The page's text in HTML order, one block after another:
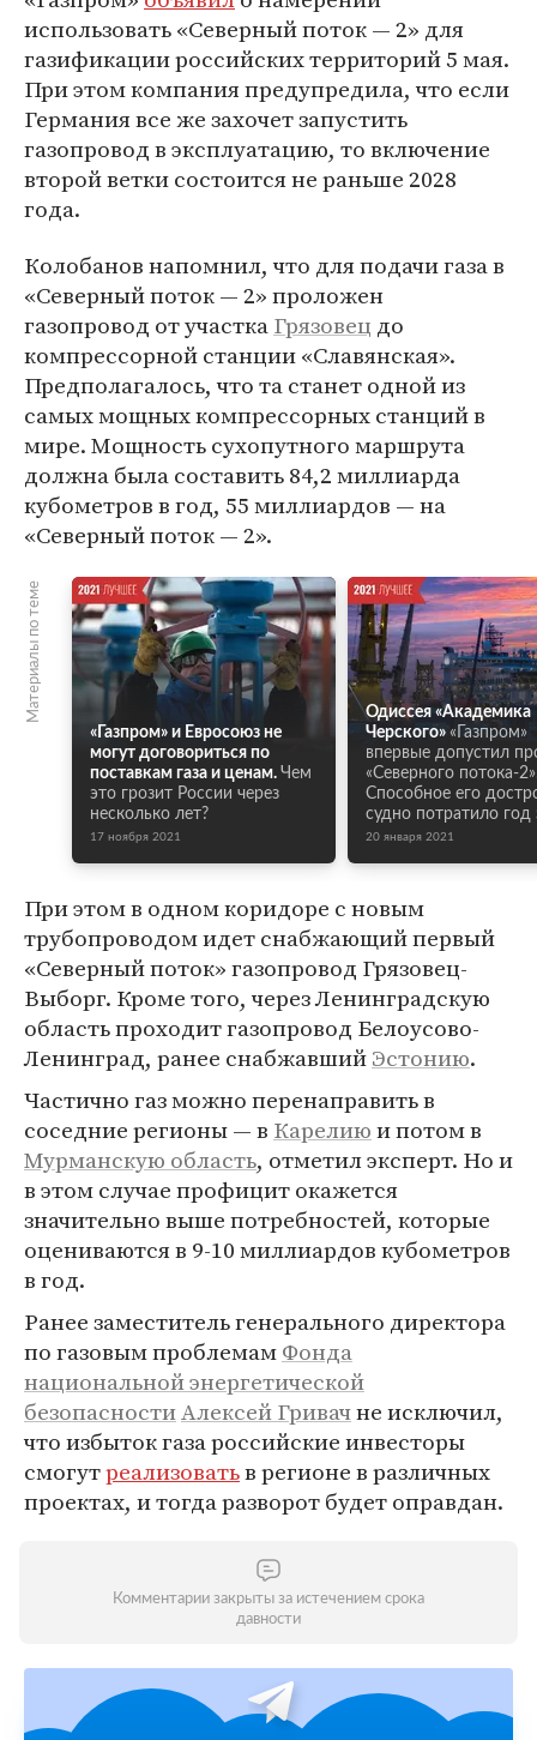
использовать «Северный поток — 2» для
газификации российских территорий 5 мая.
При этом компания предупредила, что если
Германия все же захочет запустить
газопровод в эксплуатацию, то включение
второй ветки состоится не раньше 2028
года.
Колобанов напомнил, что для подачи газа в
«Северный поток — 2» проложен
газопровод от участкаГрязовец до
компрессорной станции «Славянская».
Предполагалось, что та станет одной из
самых мощных компрессорных станций в
мире. Мощность сухопутного маршрута
должна была составить 84,2 миллиарда
кубометров в год, 55 миллиардов — на
«Северный поток — 2».
Материалы по теме
«Газпром» и Евросоюз не
могут договориться по
поставкам газа и ценам. Чем
это грозит России через
несколько лет?
17 ноября 2021
Одиссея «Академика
Черского» «Газпром»
впервые допустил
«Северного потока-
Способное его
судно потратило год
20 января 2021
При этом в одном коридоре с новым
трубопроводом идет снабжающий первый
«Северный поток» газопровод Грязовец-
Выборг. Кроме того, через Ленинградскую
область проходит газопровод Белоусово-
Ленинград, ранее снабжавшийЭстонию.
Частично газ можно перенаправить в
соседние регионы — в Карелиюи потом в
Мурманскую область, отметил эксперт. Но и
в этом случае профицит окажется
значительно выше потребностей, которые
оцениваются в 9-10 миллиардов кубометров
в год.
Ранее заместитель генерального директора
по газовым проблемамФонда
национальной энергетической
безопасностиАлексей Гривачне исключил,
что избыток газа российские инвесторы
смогутреализоватьв регионе в различных
проектах, и тогда разворот будет оправдан.
Комментарии закрыты за истечением срока
давности